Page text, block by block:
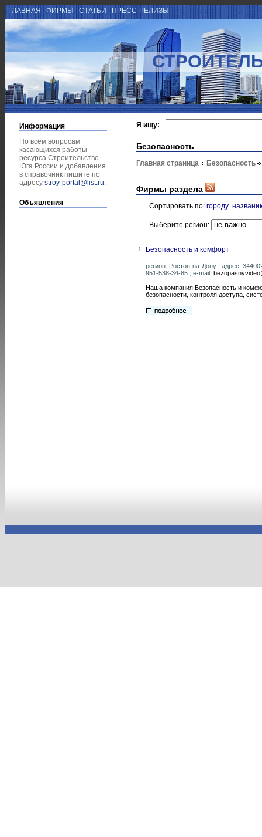
ГЛАВНАЯ ФИРМЫ СТАТЬИ ПРЕСС-РЕЛИЗЫ
Информация
По всем вопросам
касающихся работы
ресурса Строительство
Юга России и добавления
в справочник пишите по
адресу stroy-portal@list.ru.
Объявления
Я ищу:
Безопасность
Главная страница Безопасность
Фирмы раздела
Сортировать по: городу
Выберите регион:
1. Безопасность и комфорт
регион: Ростов-на-Дону , адрес:
951-538-34-85 , e-mail:
Наша компания Безопасность и
безопасности, контроля доступа,